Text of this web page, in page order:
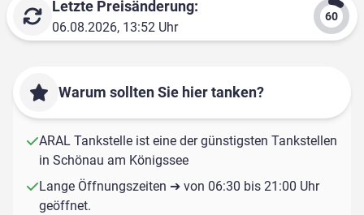
Letzte Preisänderung:
06.08.2026, 13:52 Uhr
Warum sollten Sie hier tanken?
ARAL Tankstelle ist eine der günstigsten Tankstellen
in Schönau am Königssee
Lange Öffnungszeiten ➔ von 06:30 bis 21:00 Uhr
geöffnet.